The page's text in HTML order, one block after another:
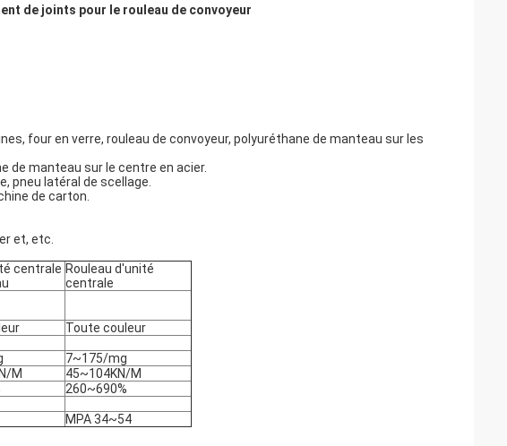
de joints pour le rouleau de convoyeur
four en verre, rouleau de convoyeur, polyuréthane de manteau sur les
de manteau sur le centre en acier.
pneu latéral de scellage.
de carton.
et, etc.
centrale Rouleau d'unité
centrale
Toute couleur
7~175/mg
M
45~104KN/M
260~690%
MPA 34~54